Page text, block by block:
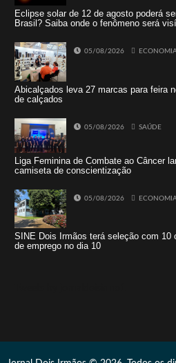
Eclipse solar de 12 de agosto poderá
Brasil? Saiba onde o fenômeno será
05/08/2026
Abicalçados leva 27 marcas para feira
de calçados
05/08/2026 SAÚDE
Liga Feminina de Combate ao Câncer
camiseta de conscientização
05/08/2026 ECONOMIA
SINE Dois Irmãos terá seleção com 10
de emprego no dia 10